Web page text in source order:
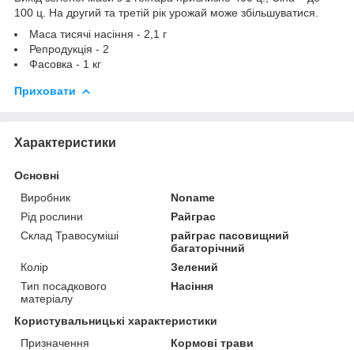
100 ц. На другий та третій рік урожай може збільшуватися.
Маса тисячі насіння - 2,1 г
Репродукція - 2
Фасовка - 1 кг
Приховати
Характеристики
Основні
Виробник
Noname
Рід рослини
Райграс
Склад Травосуміші
райграс пасовищний
багаторічний
Колір
Зелений
Тип посадкового
матеріалу
Насіння
Користувальницькі характеристики
Призначення
Кормові трави